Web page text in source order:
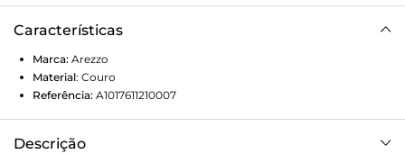
Características
Marca: Arezzo
Material: Couro
Referência: A1017611210007
Descrição